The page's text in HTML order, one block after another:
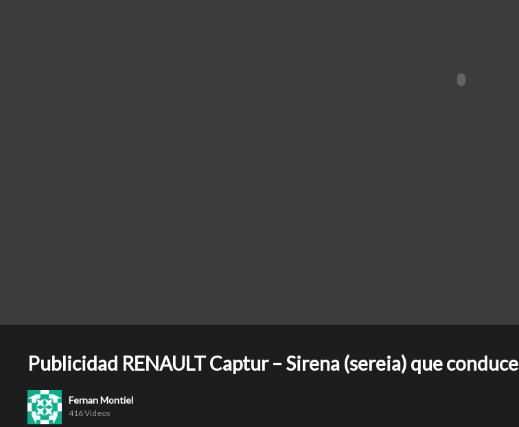
Publicidad RENAULT Captur – Sirena (sereia) que conduce
Fernan Montiel
416 Videos